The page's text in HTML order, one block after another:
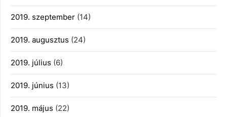
2019. szeptember (14)
2019. augusztus (24)
2019. július (6)
2019. június (13)
2019. május (22)